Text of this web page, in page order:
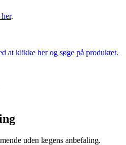
.
at klikke her og søge på produktet.
uden lægens anbefaling.